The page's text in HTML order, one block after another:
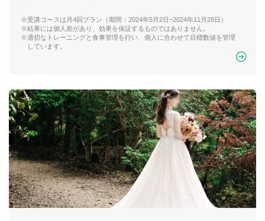
※受講コースは月4回プラン（期間：2024年5月2日~2024年11月28日）
※結果には個人差があり、効果を保証するものではありません。
※適切なトレーニングと食事管理を行い、個人に合わせて目標数値を管理
しています。